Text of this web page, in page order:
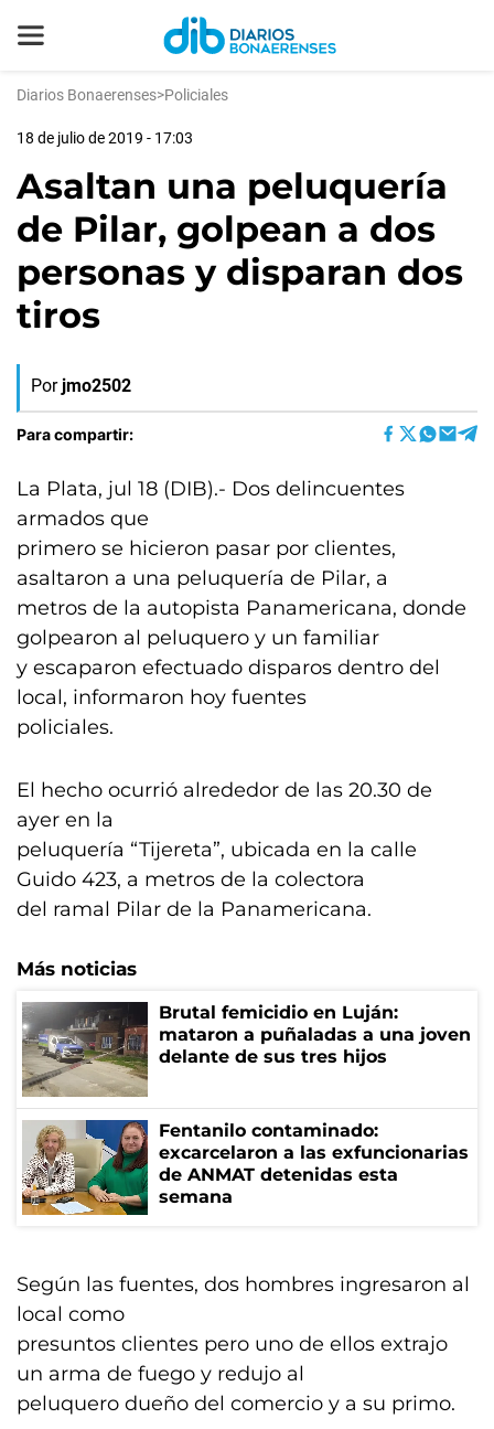
Diarios Bonaerenses>Policiales
18 de julio de 2019 - 17:03
Asaltan una peluquería
de Pilar, golpean a dos
personas y disparan dos
tiros
Por jmo2502
Para compartir:
La Plata, jul 18 (DIB).- Dos delincuentes
armados que
primero se hicieron pasar por clientes,
asaltaron a una peluquería de Pilar, a
metros de la autopista Panamericana, donde
golpearon al peluquero y un familiar
y escaparon efectuado disparos dentro del
local, informaron hoy fuentes
policiales.
El hecho ocurrió alrededor de las 20.30 de
ayer en la
peluquería “Tijereta”, ubicada en la calle
Guido 423, a metros de la colectora
del ramal Pilar de la Panamericana.
Más noticias
Brutal femicidio en Luján:
mataron a puñaladas a una joven
delante de sus tres hijos
Fentanilo contaminado:
excarcelaron a las exfuncionarias
de ANMAT detenidas esta
semana
Según las fuentes, dos hombres ingresaron al
local como
presuntos clientes pero uno de ellos extrajo
un arma de fuego y redujo al
peluquero dueño del comercio y a su primo.